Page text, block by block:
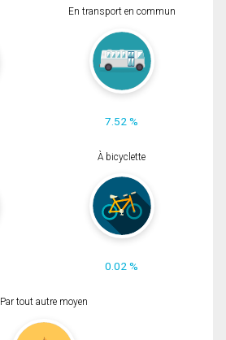
En transport en commun
7.52 %
À bicyclette
0.02 %
Par tout autre moyen